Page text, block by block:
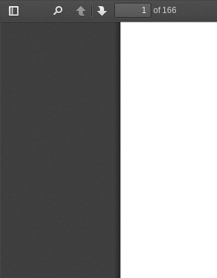
Toggle
PreviousNext
of 166